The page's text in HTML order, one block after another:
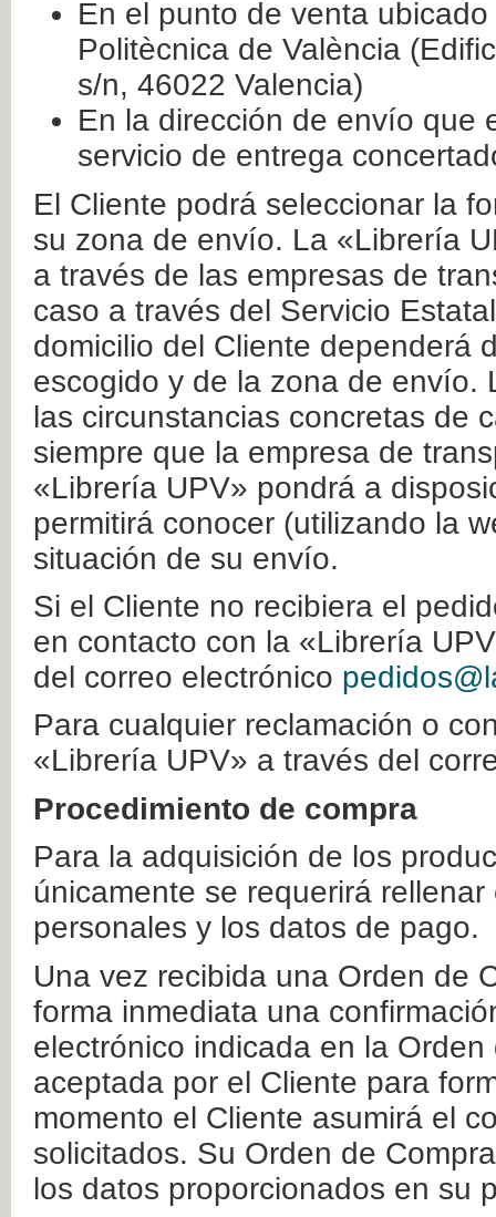
En el punto de venta
Politècnica de València
s/n, 46022 Valencia)
En la dirección de envío que
servicio de entrega
El Cliente podrá seleccionar la
su zona de envío. La «Librería
a través de las empresas de
caso a través del Servicio
domicilio del Cliente dependerá
escogido y de la zona de envío.
las circunstancias concretas de
siempre que la empresa de
«Librería UPV» pondrá a
permitirá conocer (utilizando la
situación de su envío.
Si el Cliente no recibiera el
en contacto con la «Librería
del correo electrónico
Para cualquier reclamación o
«Librería UPV» a través del
Procedimiento de compra
Para la adquisición de los
únicamente se requerirá
personales y los datos de pago.
Una vez recibida una Orden de
forma inmediata una
electrónico indicada en la
aceptada por el Cliente para
momento el Cliente asumirá el
solicitados. Su Orden de
los datos proporcionados en su